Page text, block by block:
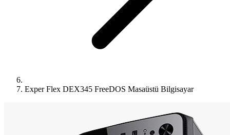
Exper Flex DEX345 FreeDOS Masaüstü Bilgisayar